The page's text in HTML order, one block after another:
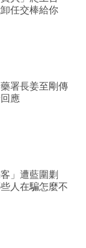
任交棒給你
署長姜至剛傳
應
」遭藍圍剿
人在騙怎麼不